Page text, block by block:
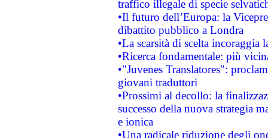
traffico illegale di specie
•Il futuro dell’Europa: la
dibattito pubblico a Londra
•La scarsità di scelta
•Ricerca fondamentale: più
•"Juvenes Translatores":
giovani traduttori
•Prossimi al decollo: la
successo della nuova strategia
e ionica
•Una radicale riduzione degli